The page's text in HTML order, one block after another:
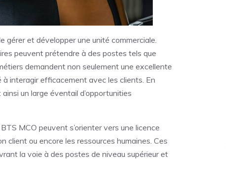
gérer et développer une unité commerciale.
peuvent prétendre à des postes tels que
demandent non seulement une excellente
interagir efficacement avec les clients. En
un large éventail d’opportunities
MCO peuvent s’orienter vers une licence
client ou encore les ressources humaines. Ces
la voie à des postes de niveau supérieur et